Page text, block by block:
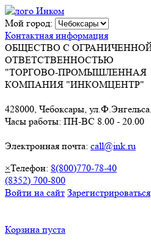
Мой город:
Контактная информация
ОБЩЕСТВО С
ОТВЕТСТВЕННОСТЬЮ
"ТОРГОВО-ПРОМЫШЛЕННАЯ
КОМПАНИЯ "ИНКОМЦЕНТР"
428000, Чебоксары,
Часы работы: ПН-ВС 8.00 - 20.00
Электронная почта: call@ink.ru
×Телефон: 8(800)770-78-40
(8352) 700-800
Войти на сайт Зарегистрироваться
Корзина пуста